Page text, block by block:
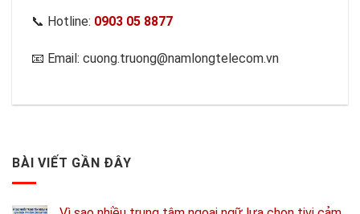
📞 Hotline: 0903 05 8877
📧 Email: cuong.truong@namlongtelecom.vn
BÀI VIẾT GẦN ĐÂY